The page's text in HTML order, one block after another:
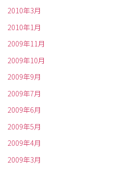
2010年3月
2010年1月
2009年11月
2009年10月
2009年9月
2009年7月
2009年6月
2009年5月
2009年4月
2009年3月